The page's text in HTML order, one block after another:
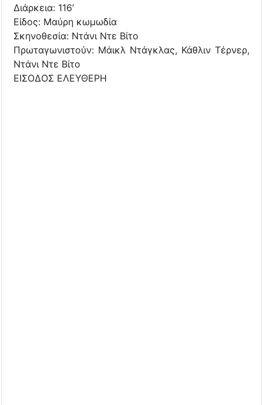
Διάρκεια: 116’
Είδος: Μαύρη κωμωδία
Σκηνοθεσία: Ντάνι Ντε Βίτο
Πρωταγωνιστούν: Μάικλ Ντάγκλας, Κάθλιν Τέρνερ,
Ντάνι Ντε Βίτο
ΕΙΣΟΔΟΣ ΕΛΕΥΘΕΡΗ